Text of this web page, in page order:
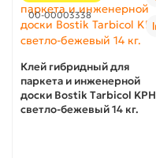
00-00003338
Клей гибридный для
паркета и инженерной
доски Bostik Tarbicol KPH
светло-бежевый 14 кг.